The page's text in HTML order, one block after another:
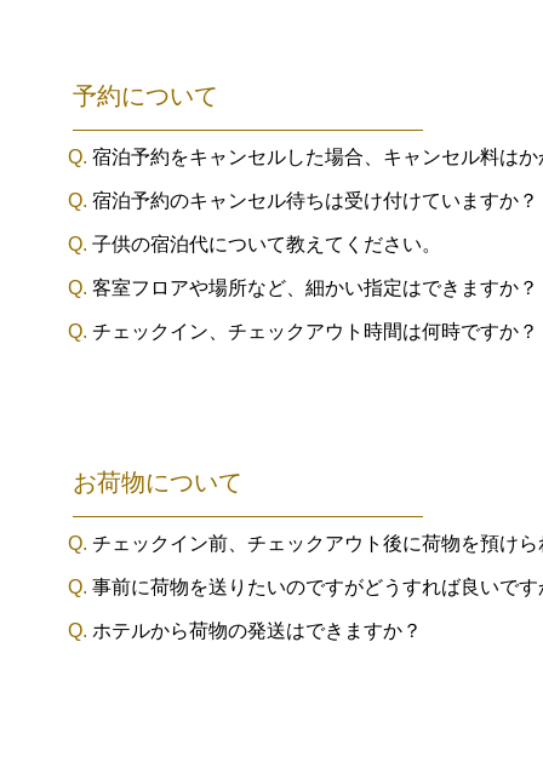
予約について
宿泊予約をキャンセルした場合、キャンセル料は
宿泊予約のキャンセル待ちは受け付けていますか？
子供の宿泊代について教えてください。
客室フロアや場所など、細かい指定はできますか？
チェックイン、チェックアウト時間は何時ですか？
お荷物について
チェックイン前、チェックアウト後に荷物を預け
事前に荷物を送りたいのですがどうすれば良いです
ホテルから荷物の発送はできますか？